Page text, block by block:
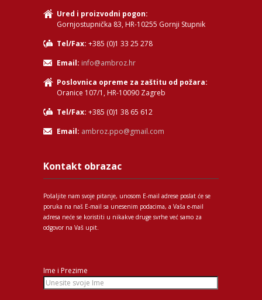
Ured i proizvodni pogon:
Gornjostupnička 83, HR-10255 Gornji Stupnik
Tel/Fax: +385 (0)1 33 25 278
Email: info@ambroz.hr
Poslovnica opreme za zaštitu od požara:
Oranice 107/1, HR-10090 Zagreb
Tel/Fax: +385 (0)1 38 65 612
Email: ambroz.ppo@gmail.com
Kontakt obrazac
Pošaljite nam svoje pitanje, unosom E-mail adrese poslat će se
poruka na naš E-mail sa unesenim podacima, a Vaša e-mail
adresa neće se koristiti u nikakve druge svrhe već samo za
odgovor na Vaš upit.
Ime i Prezime